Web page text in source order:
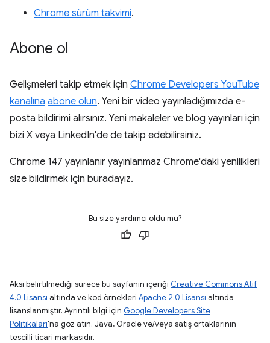
Chrome sürüm takvimi.
Abone ol
Gelişmeleri takip etmek için Chrome Developers YouTube
kanalına abone olun. Yeni bir video yayınladığımızda e-
posta bildirimi alırsınız. Yeni makaleler ve blog yayınları için
bizi X veya LinkedIn'de de takip edebilirsiniz.
Chrome 147 yayınlanır yayınlanmaz Chrome'daki yenilikleri
size bildirmek için buradayız.
Bu size yardımcı oldu mu?
Aksi belirtilmediği sürece bu sayfanın içeriği Creative Commons Atıf
4.0 Lisansı altında ve kod örnekleri Apache 2.0 Lisansı altında
lisanslanmıştır. Ayrıntılı bilgi için Google Developers Site
Politikaları'na göz atın. Java, Oracle ve/veya satış ortaklarının
tescilli ticari markasıdır.